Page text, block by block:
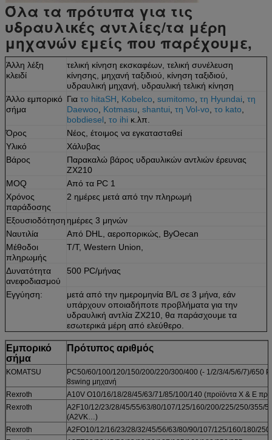
Όλα τα πρότυπα για τις
υδραυλικές αντλίες/τα μέρη
μηχανών εμείς που παρέχουμε,
Άλλη λέξη
κλειδί
τελική κίνηση εκσκαφέων, τελική συνέλευση
κίνησης, μηχανή ταξιδιού, κίνηση ταξιδιού,
υδραυλική μηχανή, υδραυλική τελική κίνηση
Άλλο εμπορικό
σήμα
Για το hitaSH Kobelco sumitomo τη Hyundai τη
Daewoo
Kotmasu shantui τη Vol-vo το kato
bobdiesel το ihi κ.λπ.
Όρος
Νέος, έτοιμος να εγκατασταθεί
Υλικό
Χάλυβας
Βάρος
Παρακαλώ βάρος υδραυλικών αντλιών έρευνας
ZX210
MOQ
Από τα PC 1
Χρόνος
παράδοσης
2 ημέρες μετά από την πληρωμή
Εξουσιοδότησηημέρες 3 μηνών
Ναυτιλία
Από DHL, αεροπορικώς, ByOecan
Μέθοδοι
πληρωμής
T/T, Western Union,
Δυνατότητα
ανεφοδιασμού
500 PC/μήνας
Εγγύηση:
μετά από την ημερομηνία B/L σε 3 μήνα, εάν
υπάρχουν οποιαδήποτε προβλήματα για την
υδραυλική αντλία ZX210, θα παράσχουμε τα
εσωτερικά μέρη από ελεύθερο.
Εμπορικό
σήμα
Πρότυπος αριθμός
KOMATSU
PC50/60/100/120/150/200/220/300/400 (- 1/2/3/4/5/6/7)/650
8swing μηχανή
Rexroth
A10V O10/16/18/28/45/63/71/85/100/140 (προϊόντα Χ & Ε
Rexroth
A2F10/12/23/28/45/55/63/80/107/125/160/200/225/250/355/
(A2VK…)
Rexroth
A2FO10/12/16/23/28/32/45/56/63/80/90/107/125/160/180/